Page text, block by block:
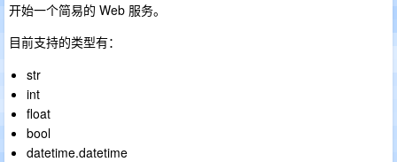
开始一个简易的 Web 服务。
目前支持的类型有：
str
int
float
bool
datetime.datetime